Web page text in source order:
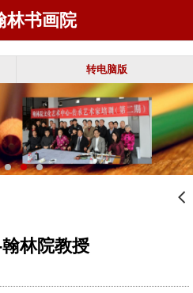
林书画院
转电脑版
󰊒
林院教授